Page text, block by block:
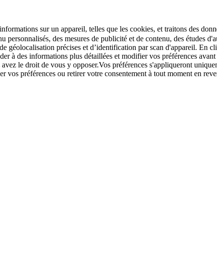
sur un appareil, telles que les cookies, et traitons des
personnalisés, des mesures de publicité et de contenu, des études
géolocalisation précises et d’identification par scan d'appareil.
à des informations plus détaillées et modifier vos préférences
le droit de vous y opposer.Vos préférences s'appliqueront
préférences ou retirer votre consentement à tout moment en